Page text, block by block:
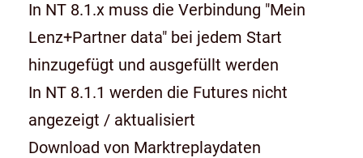
In NT 8.1.x muss die Verbindung "Mein
Lenz+Partner data" bei jedem Start
hinzugefügt und ausgefüllt werden
In NT 8.1.1 werden die Futures nicht
angezeigt / aktualisiert
Download von Marktreplaydaten